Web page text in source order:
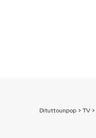
Dituttounpop > TV >